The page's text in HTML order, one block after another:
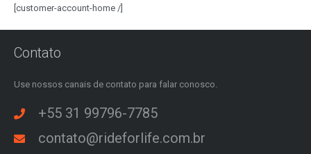
[customer-account-home /]
Contato
Use nossos canais de contato para falar conosco.
+55 31 99796-7785
contato@rideforlife.com.br